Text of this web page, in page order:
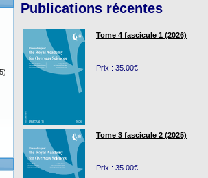
Publications récentes
Tome 4 fascicule 1 (2026)
Prix : 35.00€
Tome 3 fascicule 2 (2025)
Prix : 35.00€